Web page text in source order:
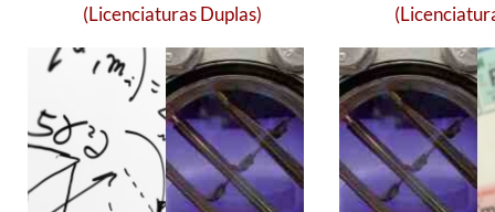
(Licenciaturas Duplas)